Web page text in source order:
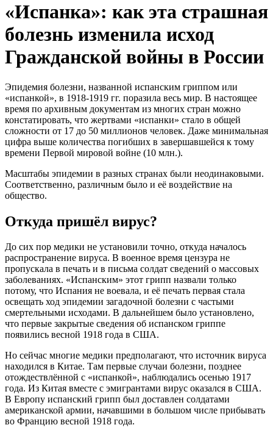
«Испанка»: как эта страшная
болезнь изменила исход
Гражданской войны в России
Эпидемия болезни, названной испанским гриппом или
«испанкой», в 1918-1919 гг. поразила весь мир. В настоящее
время по архивным документам из многих стран можно
констатировать, что жертвами «испанки» стало в общей
сложности от 17 до 50 миллионов человек. Даже минимальная
цифра выше количества погибших в завершавшейся к тому
времени Первой мировой войне (10 млн.).
Масштабы эпидемии в разных странах были неодинаковыми.
Соответственно, различным было и её воздействие на
общество.
Откуда пришёл вирус?
До сих пор медики не установили точно, откуда началось
распространение вируса. В военное время цензура не
пропускала в печать и в письма солдат сведений о массовых
заболеваниях. «Испанским» этот грипп назвали только
потому, что Испания не воевала, и её печать первая стала
освещать ход эпидемии загадочной болезни с частыми
смертельными исходами. В дальнейшем было установлено,
что первые закрытые сведения об испанском гриппе
появились весной 1918 года в США.
Но сейчас многие медики предполагают, что источник вируса
находился в Китае. Там первые случаи болезни, позднее
отождествлённой с «испанкой», наблюдались осенью 1917
года. Из Китая вместе с эмигрантами вирус оказался в США.
В Европу испанский грипп был доставлен солдатами
американской армии, начавшими в большом числе прибывать
во Францию весной 1918 года.